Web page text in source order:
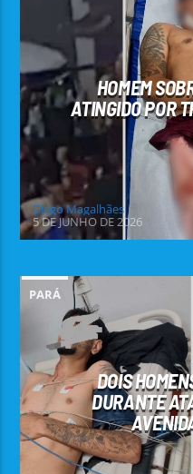
HOMEM
ATINGIDO POR
Diego Magalhães
5 DE JUNHO DE 2026
PARÁ
DOIS
DURANTE